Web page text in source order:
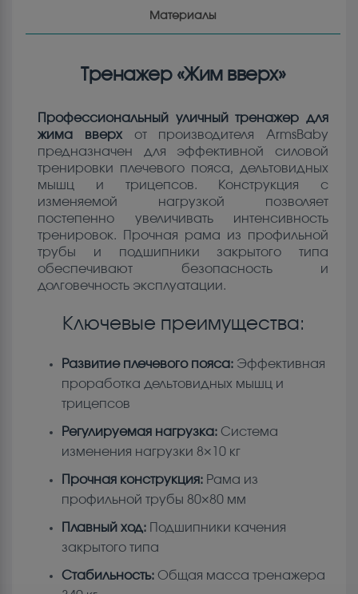
Материалы
Тренажер «Жим вверх»
Профессиональный уличный тренажер для
жима вверхот производителя ArmsBaby
предназначен для эффективной силовой
тренировки плечевого пояса, дельтовидных
мышц и трицепсов. Конструкция с
изменяемой нагрузкой позволяет
постепенно увеличивать интенсивность
тренировок. Прочная рама из профильной
трубы и подшипники закрытого типа
обеспечивают безопасность и
долговечность эксплуатации.
Ключевые преимущества:
Развитие плечевого пояса: Эффективная
проработка дельтовидных мышц и
трицепсов
Регулируемая нагрузка: Система
изменения нагрузки 8×10 кг
Прочная конструкция: Рама из
профильной трубы 80×80 мм
Плавный ход: Подшипники качения
закрытого типа
Стабильность: Общая масса тренажера